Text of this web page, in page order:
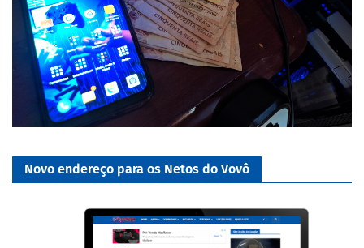
Novo endereço para os Netos do Vovô